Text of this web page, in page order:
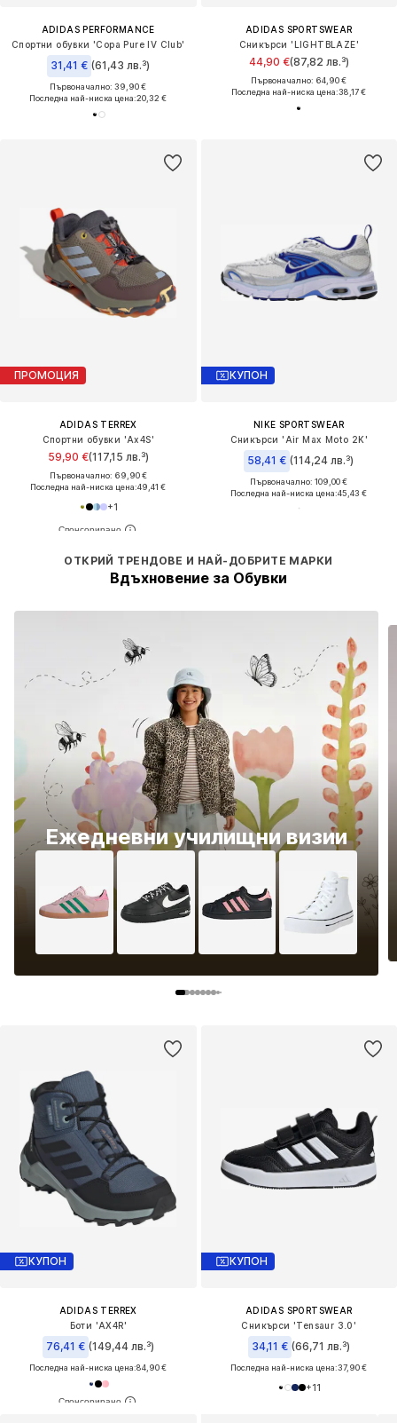
ADIDAS PERFORMANCE
Спортни обувки 'Copa Pure IV Club'
31,41 € (61,43 лв.³)
Първоначално: 39,90 €
Последна най-ниска цена:20,32 €
ADIDAS SPORTSWEAR
Сникърси 'LIGHTBLAZE'
44,90 €(87,82 лв.³)
Първоначално: 64,90 €
Последна най-ниска цена:38,17 €
ПРОМОЦИЯ
ADIDAS TERREX
Спортни обувки 'Ax4S'
59,90 €(117,15 лв.³)
Първоначално: 69,90 €
Последна най-ниска цена:49,41 €
+1
КУПОН
NIKE SPORTSWEAR
Сникърси 'Air Max Moto 2K'
58,41 € (114,24 лв.³)
Първоначално: 109,00 €
Последна най-ниска цена:45,43 €
ОТКРИЙ ТРЕНДОВЕ И НАЙ-ДОБРИТЕ МАРКИ
Вдъхновение за Обувки
Ежедневни училищни визии
КУПОН
ADIDAS TERREX
Боти 'AX4R'
76,41 € (149,44 лв.³)
Последна най-ниска цена:84,90 €
КУПОН
ADIDAS SPORTSWEAR
Сникърси 'Tensaur 3.0'
34,11 € (66,71 лв.³)
Последна най-ниска цена:37,90 €
+11